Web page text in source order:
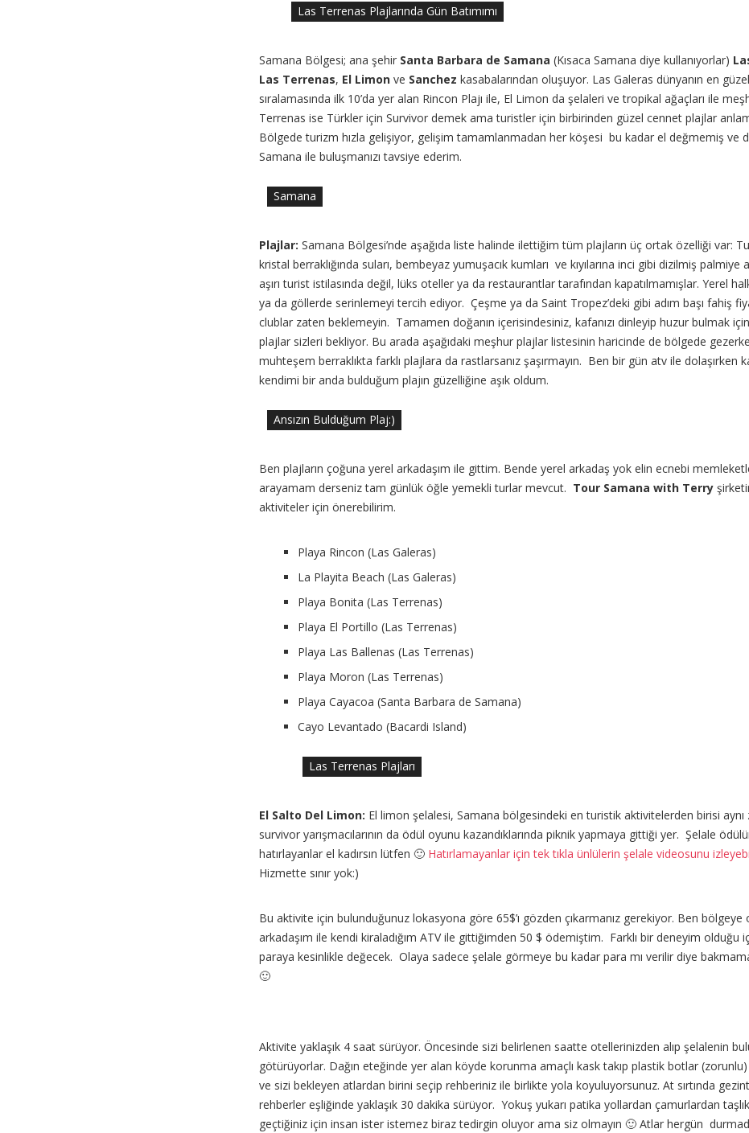
Las Terrenas Plajlarında Gün Batımımı
Samana Bölgesi; ana şehir Santa Barbara de Samana (Kısaca Samana diye kullanıyorlar)
Las Terrenas, El Limon ve Sanchez kasabalarından oluşuyor. Las Galeras dünyanın en
sıralamasında ilk 10’da yer alan Rincon Plajı ile, El Limon da şelaleri ve tropikal ağaçları ile
Terrenas ise Türkler için Survivor demek ama turistler için birbirinden güzel cennet plajlar
Bölgede turizm hızla gelişiyor, gelişim tamamlanmadan her köşesi bu kadar el değmemiş ve
Samana ile buluşmanızı tavsiye ederim.
Samana
Plajlar: Samana Bölgesi’nde aşağıda liste halinde ilettiğim tüm plajların üç ortak özelliği var:
kristal berraklığında suları, bembeyaz yumuşacık kumları ve kıyılarına inci gibi dizilmiş palmiye
aşırı turist istilasında değil, lüks oteller ya da restaurantlar tarafından kapatılmamışlar. Yerel
ya da göllerde serinlemeyi tercih ediyor. Çeşme ya da Saint Tropez’deki gibi adım başı fahiş
clublar zaten beklemeyin. Tamamen doğanın içerisindesiniz, kafanızı dinleyip huzur bulmak
plajlar sizleri bekliyor. Bu arada aşağıdaki meşhur plajlar listesinin haricinde de bölgede
muhteşem berraklıkta farklı plajlara da rastlarsanız şaşırmayın. Ben bir gün atv ile dolaşırken
kendimi bir anda bulduğum plajın güzelliğine aşık oldum.
Ansızın Bulduğum Plaj:)
Ben plajların çoğuna yerel arkadaşım ile gittim. Bende yerel arkadaş yok elin ecnebi
arayamam derseniz tam günlük öğle yemekli turlar mevcut. Tour Samana with Terry
aktiviteler için önerebilirim.
Playa Rincon (Las Galeras)
La Playita Beach (Las Galeras)
Playa Bonita (Las Terrenas)
Playa El Portillo (Las Terrenas)
Playa Las Ballenas (Las Terrenas)
Playa Moron (Las Terrenas)
Playa Cayacoa (Santa Barbara de Samana)
Cayo Levantado (Bacardi Island)
Las Terrenas Plajları
El Salto Del Limon: El limon şelalesi, Samana bölgesindeki en turistik aktivitelerden birisi aynı
survivor yarışmacılarının da ödül oyunu kazandıklarında piknik yapmaya gittiği yer. Şelale
hatırlayanlar el kadırsın lütfen 🙂 Hatırlamayanlar için tek tıkla ünlülerin şelale videosunu
Hizmette sınır yok:)
Bu aktivite için bulunduğunuz lokasyona göre 65$’ı gözden çıkarmanız gerekiyor. Ben bölgeye
arkadaşım ile kendi kiraladığım ATV ile gittiğimden 50 $ ödemiştim. Farklı bir deneyim olduğu
paraya kesinlikle değecek. Olaya sadece şelale görmeye bu kadar para mı verilir diye
🙂
Aktivite yaklaşık 4 saat sürüyor. Öncesinde sizi belirlenen saatte otellerinizden alıp şelalenin
götürüyorlar. Dağın eteğinde yer alan köyde korunma amaçlı kask takıp plastik botlar
ve sizi bekleyen atlardan birini seçip rehberiniz ile birlikte yola koyuluyorsunuz. At sırtında
rehberler eşliğinde yaklaşık 30 dakika sürüyor. Yokuş yukarı patika yollardan çamurlardan
geçtiğiniz için insan ister istemez biraz tedirgin oluyor ama siz olmayın 🙂 Atlar hergün